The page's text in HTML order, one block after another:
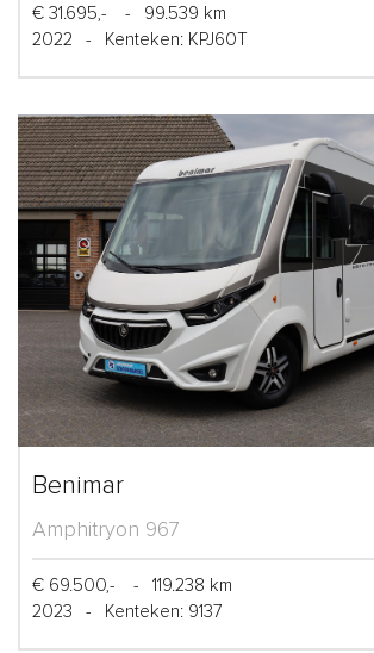
€ 31.695,- -
99.539 km
2022
- Kenteken: KPJ60T
Benimar
Amphitryon 967
€ 69.500,- -
119.238 km
2023
- Kenteken: 9137